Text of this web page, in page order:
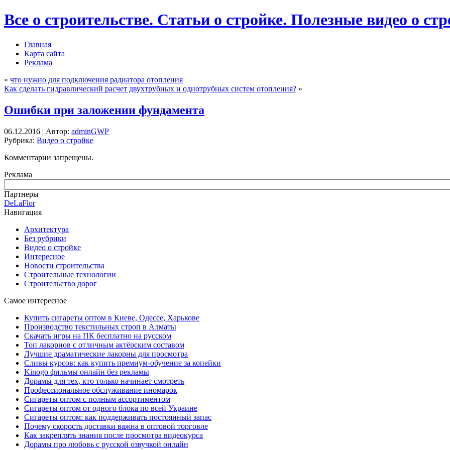
Все о строительстве. Статьи о стройке. Полезные видео о
Главная
Карта сайта
Реклама
« что нужно для подключения радиатора отопления
Как сделать гидравлический расчет двухтрубных и однотрубных систем отопления? »
Ошибки при заложении фундамента
06.12.2016 | Автор: adminGWP
Рубрика: Видео о стройке
Комментарии запрещены.
Реклама
Партнеры
DeLaFlor
Навигация
Архитектура
Без рубрики
Видео о стройке
Интересное
Новости строительства
Строительные технологии
Строительство дорог
Самое интересное
Купить сигареты оптом в Киеве, Одессе, Харькове
Производство текстильных строп в Алматы
Скачать игры на ПК бесплатно на русском
Топ лакорнов с отличным актёрским составом
Лучшие драматические лакорны для просмотра
Сливы курсов: как купить премиум-обучение за копейки
Kinogo фильмы онлайн без рекламы
Дорамы для тех, кто только начинает смотреть
Профессиональное обслуживание иномарок
Сигареты оптом с полным ассортиментом
Сигареты оптом от одного блока по всей Украине
Сигареты оптом: как поддерживать постоянный запас
Почему скорость доставки важна в оптовой торговле
Как закреплять знания после просмотра видеокурса
Дорамы про любовь с русской озвучкой онлайн